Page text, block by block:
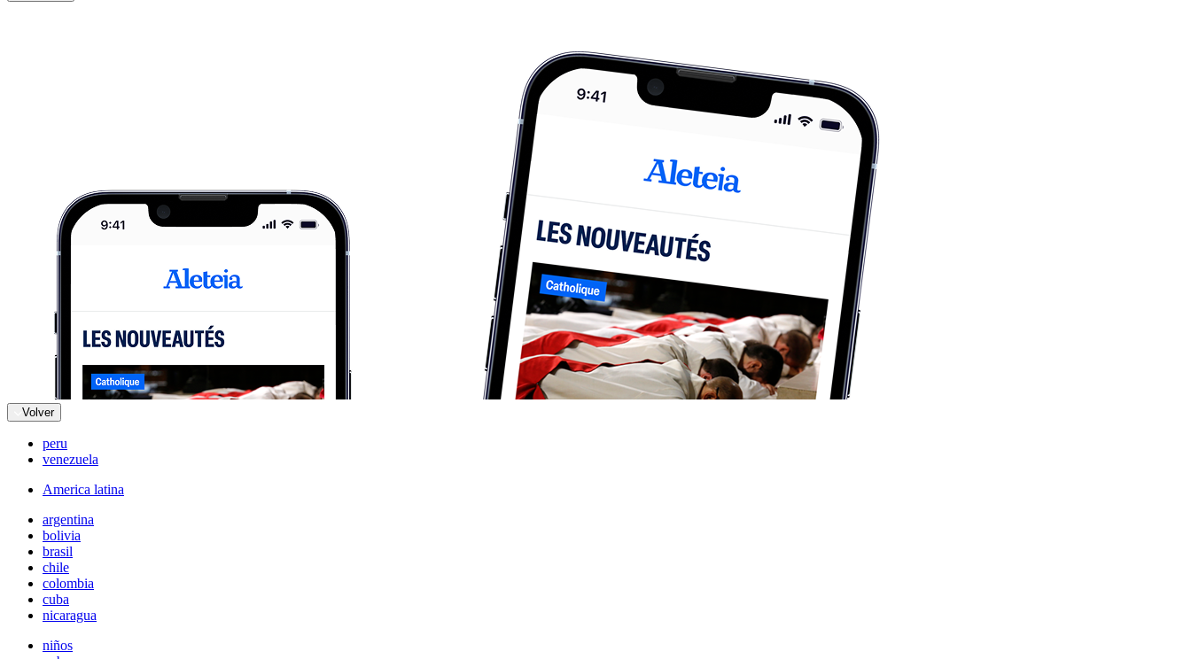
Volver
peru
venezuela
America latina
argentina
bolivia
brasil
chile
colombia
cuba
nicaragua
niños